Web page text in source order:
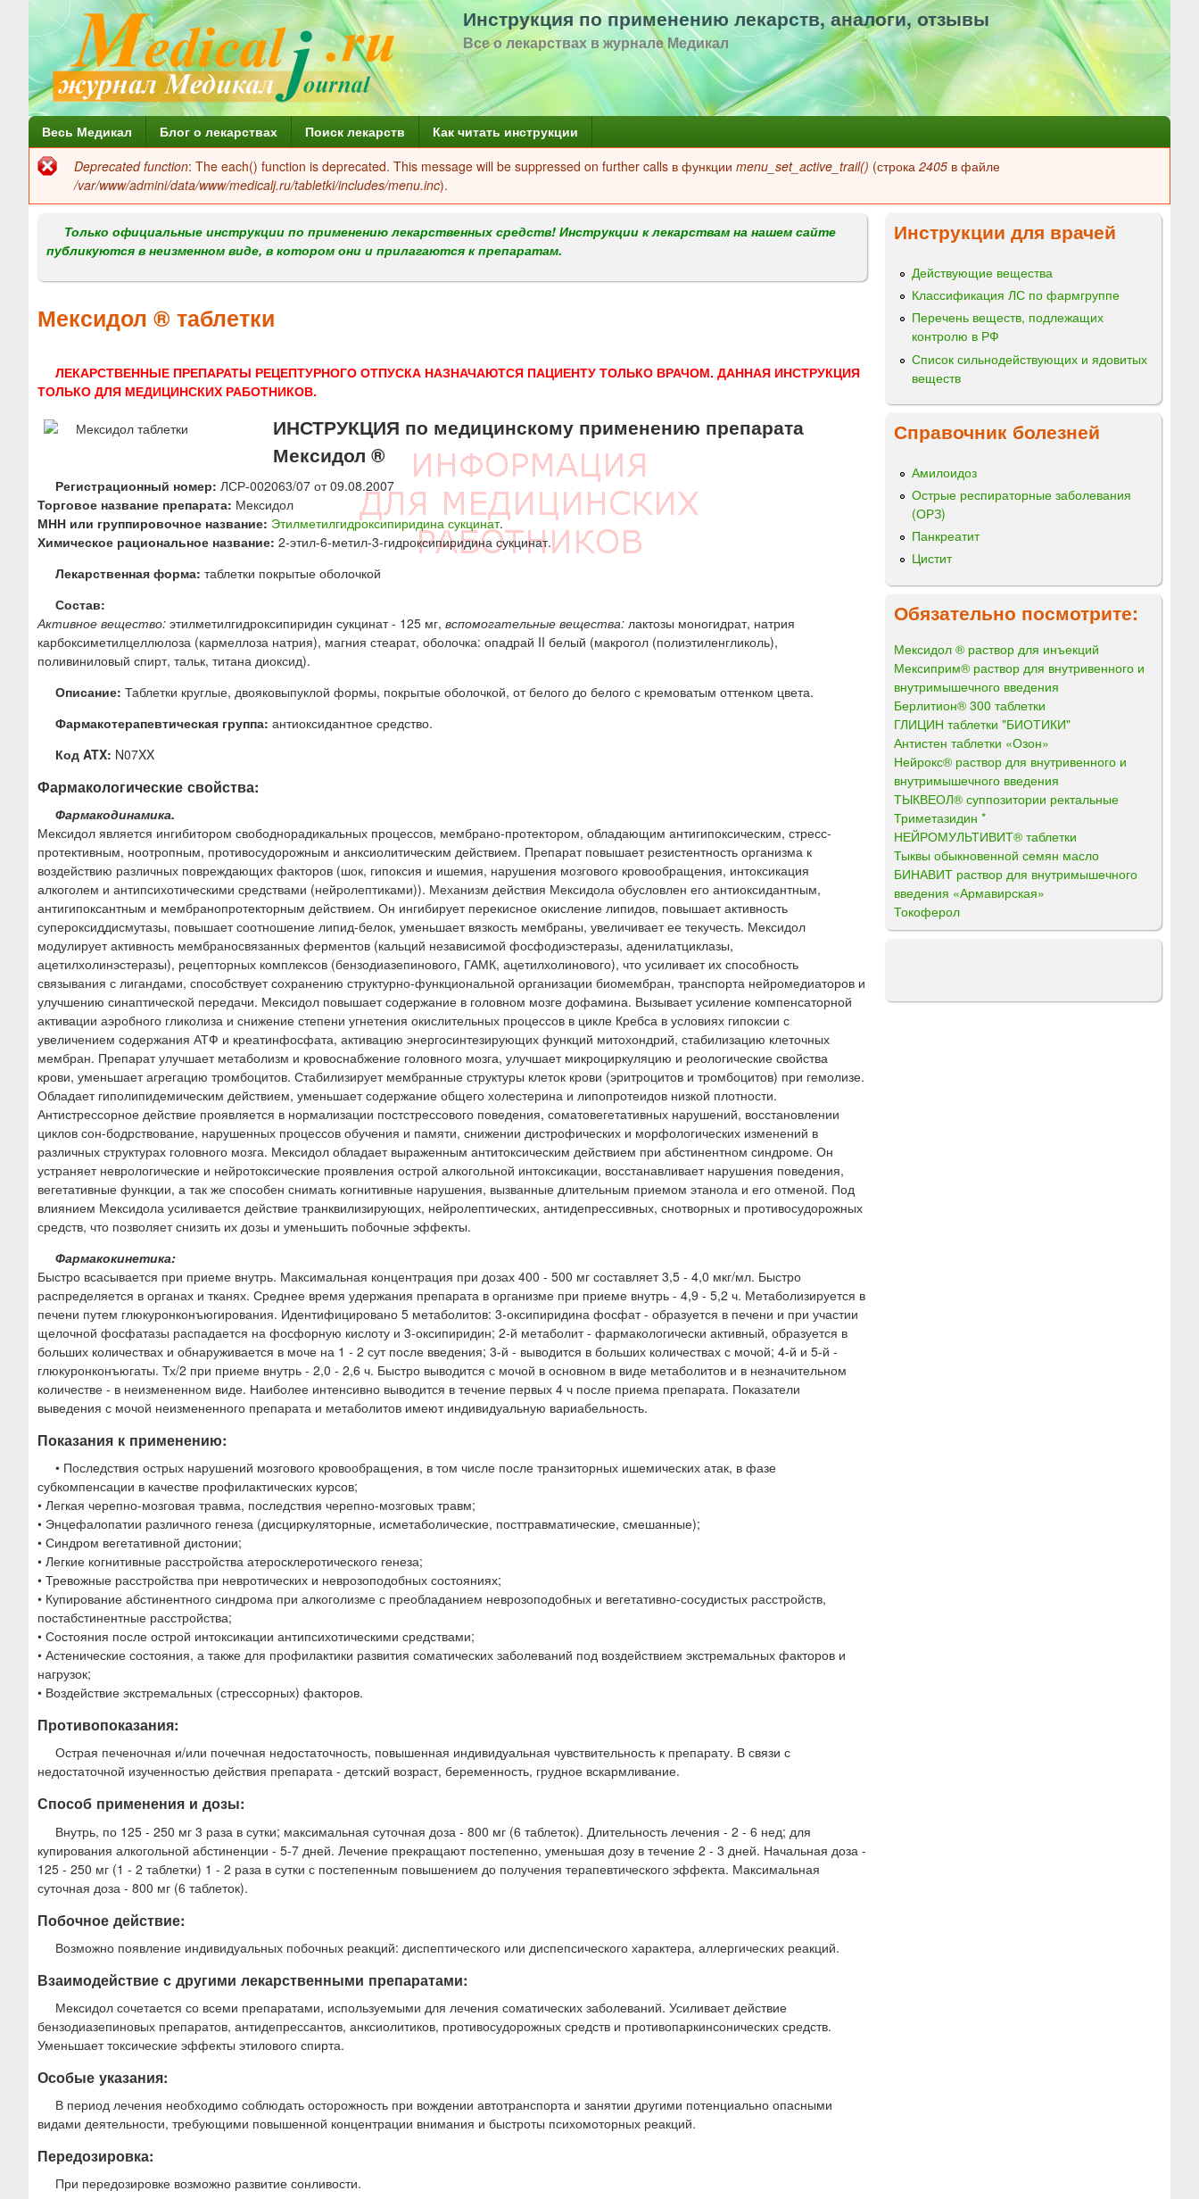
Перейти
к
содержанию
Инструкция по применению лекарств, аналоги, отзывы
Все о лекарствах в журнале Медикал
Г
л
н
м
н
Весь Медикал Блог о лекарствах Поиск лекарств Как читать инструкции
Сообщение
об
ошибке
Deprecated function: The each() function is deprecated. This message will be suppressed on further calls в функции menu_set_active_trail() (строка 2405 в файле
/var/www/admini/data/www/medicalj.ru/tabletki/includes/menu.inc).
Только официальные инструкции по применению лекарственных средств! Инструкции к лекарствам на нашем сайте
публикуются в неизменном виде, в котором они и прилагаются к препаратам.
Мексидол ® таблетки
ЛЕКАРСТВЕННЫЕ ПРЕПАРАТЫ РЕЦЕПТУРНОГО ОТПУСКА НАЗНАЧАЮТСЯ ПАЦИЕНТУ ТОЛЬКО ВРАЧОМ. ДАННАЯ ИНСТРУКЦИЯ
ТОЛЬКО ДЛЯ МЕДИЦИНСКИХ РАБОТНИКОВ.
ИНСТРУКЦИЯ по медицинскому применению препарата
Мексидол ®
Регистрационный номер: ЛСР-002063/07 от 09.08.2007
Торговое название препарата: Мексидол
МНН или группировочное название: Этилметилгидроксипиридина сукцинат.
Химическое рациональное название: 2-этил-6-метил-3-гидроксипиридина сукцинат.
Лекарственная форма: таблетки покрытые оболочкой
Состав:
Активное вещество: этилметилгидроксипиридин сукцинат - 125 мг, вспомогательные вещества: лактозы моногидрат, натрия
карбоксиметилцеллюлоза (кармеллоза натрия), магния стеарат, оболочка: опадрай II белый (макрогол (полиэтиленгликоль),
поливиниловый спирт, тальк, титана диоксид).
Описание: Таблетки круглые, двояковыпуклой формы, покрытые оболочкой, от белого до белого с кремоватым оттенком цвета.
Фармакотерапевтическая группа: антиоксидантное средство.
Код ATX: N07XX
Фармакологические свойства:
Фармакодинамика.
Мексидол является ингибитором свободнорадикальных процессов, мембрано-протектором, обладающим антигипоксическим, стресс-
протективным, ноотропным, противосудорожным и анксиолитическим действием. Препарат повышает резистентность организма к
воздействию различных повреждающих факторов (шок, гипоксия и ишемия, нарушения мозгового кровообращения, интоксикация
алкоголем и антипсихотическими средствами (нейролептиками)). Механизм действия Мексидола обусловлен его антиоксидантным,
антигипоксантным и мембранопротекторным действием. Он ингибирует перекисное окисление липидов, повышает активность
супероксиддисмутазы, повышает соотношение липид-белок, уменьшает вязкость мембраны, увеличивает ее текучесть. Мексидол
модулирует активность мембраносвязанных ферментов (кальций независимой фосфодиэстеразы, аденилатциклазы,
ацетилхолинэстеразы), рецепторных комплексов (бензодиазепинового, ГАМК, ацетилхолинового), что усиливает их способность
связывания с лигандами, способствует сохранению структурно-функциональной организации биомембран, транспорта нейромедиаторов и
улучшению синаптической передачи. Мексидол повышает содержание в головном мозге дофамина. Вызывает усиление компенсаторной
активации аэробного гликолиза и снижение степени угнетения окислительных процессов в цикле Кребса в условиях гипоксии с
увеличением содержания АТФ и креатинфосфата, активацию энергосинтезирующих функций митохондрий, стабилизацию клеточных
мембран. Препарат улучшает метаболизм и кровоснабжение головного мозга, улучшает микроциркуляцию и реологические свойства
крови, уменьшает агрегацию тромбоцитов. Стабилизирует мембранные структуры клеток крови (эритроцитов и тромбоцитов) при гемолизе.
Обладает гиполипидемическим действием, уменьшает содержание общего холестерина и липопротеидов низкой плотности.
Антистрессорное действие проявляется в нормализации постстрессового поведения, соматовегетативных нарушений, восстановлении
циклов сон-бодрствование, нарушенных процессов обучения и памяти, снижении дистрофических и морфологических изменений в
различных структурах головного мозга. Мексидол обладает выраженным антитоксическим действием при абстинентном синдроме. Он
устраняет неврологические и нейротоксические проявления острой алкогольной интоксикации, восстанавливает нарушения поведения,
вегетативные функции, а так же способен снимать когнитивные нарушения, вызванные длительным приемом этанола и его отменой. Под
влиянием Мексидола усиливается действие транквилизирующих, нейролептических, антидепрессивных, снотворных и противосудорожных
средств, что позволяет снизить их дозы и уменьшить побочные эффекты.
Фармакокинетика:
Быстро всасывается при приеме внутрь. Максимальная концентрация при дозах 400 - 500 мг составляет 3,5 - 4,0 мкг/мл. Быстро
распределяется в органах и тканях. Среднее время удержания препарата в организме при приеме внутрь - 4,9 - 5,2 ч. Метаболизируется в
печени путем глюкуронконъюгирования. Идентифицировано 5 метаболитов: 3-оксипиридина фосфат - образуется в печени и при участии
щелочной фосфатазы распадается на фосфорную кислоту и 3-оксипиридин; 2-й метаболит - фармакологически активный, образуется в
больших количествах и обнаруживается в моче на 1 - 2 сут после введения; 3-й - выводится в больших количествах с мочой; 4-й и 5-й -
глюкуронконъюгаты. Тх/2 при приеме внутрь - 2,0 - 2,6 ч. Быстро выводится с мочой в основном в виде метаболитов и в незначительном
количестве - в неизмененном виде. Наиболее интенсивно выводится в течение первых 4 ч после приема препарата. Показатели
выведения с мочой неизмененного препарата и метаболитов имеют индивидуальную вариабельность.
Показания к применению:
• Последствия острых нарушений мозгового кровообращения, в том числе после транзиторных ишемических атак, в фазе
субкомпенсации в качестве профилактических курсов;
• Легкая черепно-мозговая травма, последствия черепно-мозговых травм;
• Энцефалопатии различного генеза (дисциркуляторные, исметаболические, посттравматические, смешанные);
• Синдром вегетативной дистонии;
• Легкие когнитивные расстройства атеросклеротического генеза;
• Тревожные расстройства при невротических и неврозоподобных состояниях;
• Купирование абстинентного синдрома при алкоголизме с преобладанием неврозоподобных и вегетативно-сосудистых расстройств,
постабстинентные расстройства;
• Состояния после острой интоксикации антипсихотическими средствами;
• Астенические состояния, а также для профилактики развития соматических заболеваний под воздействием экстремальных факторов и
нагрузок;
• Воздействие экстремальных (стрессорных) факторов.
Противопоказания:
Острая печеночная и/или почечная недостаточность, повышенная индивидуальная чувствительность к препарату. В связи с
недостаточной изученностью действия препарата - детский возраст, беременность, грудное вскармливание.
Способ применения и дозы:
Внутрь, по 125 - 250 мг 3 раза в сутки; максимальная суточная доза - 800 мг (6 таблеток). Длительность лечения - 2 - 6 нед; для
купирования алкогольной абстиненции - 5-7 дней. Лечение прекращают постепенно, уменьшая дозу в течение 2 - 3 дней. Начальная доза -
125 - 250 мг (1 - 2 таблетки) 1 - 2 раза в сутки с постепенным повышением до получения терапевтического эффекта. Максимальная
суточная доза - 800 мг (6 таблеток).
Побочное действие:
Возможно появление индивидуальных побочных реакций: диспептического или диспепсического характера, аллергических реакций.
Взаимодействие с другими лекарственными препаратами:
Мексидол сочетается со всеми препаратами, используемыми для лечения соматических заболеваний. Усиливает действие
бензодиазепиновых препаратов, антидепрессантов, анксиолитиков, противосудорожных средств и противопаркинсонических средств.
Уменьшает токсические эффекты этилового спирта.
Особые указания:
В период лечения необходимо соблюдать осторожность при вождении автотранспорта и занятии другими потенциально опасными
видами деятельности, требующими повышенной концентрации внимания и быстроты психомоторных реакций.
Передозировка:
При передозировке возможно развитие сонливости.
Инструкции для врачей
Действующие вещества
Классификация ЛС по фармгруппе
Перечень веществ, подлежащих
контролю в РФ
Список сильнодействующих и ядовитых
веществ
Справочник болезней
Амилоидоз
Острые респираторные заболевания
(ОРЗ)
Панкреатит
Цистит
Обязательно посмотрите:
Мексидол ® раствор для инъекций
Мексиприм® раствор для внутривенного и
внутримышечного введения
Берлитион® 300 таблетки
ГЛИЦИН таблетки "БИОТИКИ"
Антистен таблетки «Озон»
Нейрокс® раствор для внутривенного и
внутримышечного введения
ТЫКВЕОЛ® суппозитории ректальные
Триметазидин *
НЕЙРОМУЛЬТИВИТ® таблетки
Тыквы обыкновенной семян масло
БИНАВИТ раствор для внутримышечного
введения «Армавирская»
Токоферол